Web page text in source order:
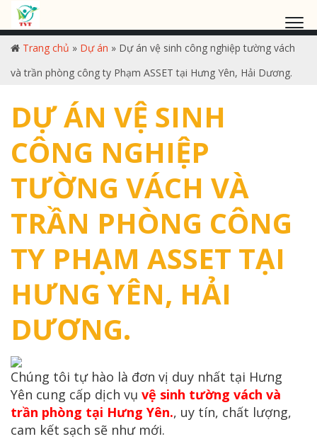
Trang chủ » Dự án » Dự án vệ sinh công nghiệp tường vách
và trần phòng công ty Phạm ASSET tại Hưng Yên, Hải Dương.
DỰ ÁN VỆ SINH
CÔNG NGHIỆP
TƯỜNG VÁCH VÀ
TRẦN PHÒNG CÔNG
TY PHẠM ASSET TẠI
HƯNG YÊN, HẢI
DƯƠNG.
Chúng tôi tự hào là đơn vị duy nhất tại Hưng
Yên cung cấp dịch vụ vệ sinh tường vách và
trần phòng tại Hưng Yên., uy tín, chất lượng,
cam kết sạch sẽ như mới.